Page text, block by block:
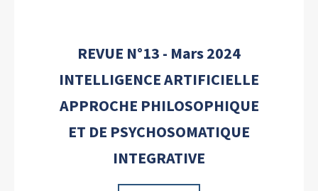
REVUE N°13 - Mars 2024
INTELLIGENCE ARTIFICIELLE
APPROCHE PHILOSOPHIQUE
ET DE PSYCHOSOMATIQUE
INTEGRATIVE